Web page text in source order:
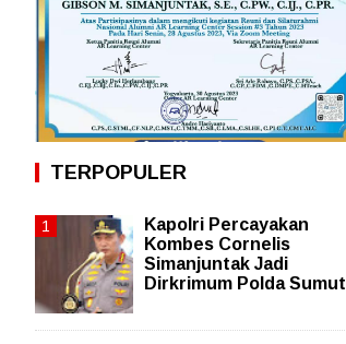
TERPOPULER
Kapolri Percayakan
Kombes Cornelis
Simanjuntak Jadi
Dirkrimum Polda Sumut